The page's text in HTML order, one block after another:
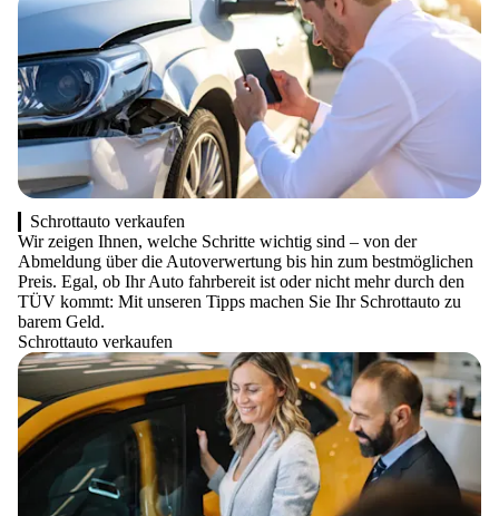
Schrottauto verkaufen
Wir zeigen Ihnen, welche Schritte wichtig sind – von der
Abmeldung über die Autoverwertung bis hin zum bestmöglichen
Preis. Egal, ob Ihr Auto fahrbereit ist oder nicht mehr durch den
TÜV kommt: Mit unseren Tipps machen Sie Ihr Schrottauto zu
barem Geld.
Schrottauto verkaufen